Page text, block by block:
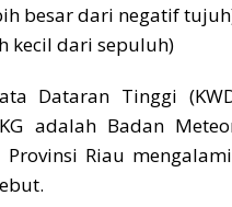
besar dari negatif
kecil dari sepuluh)
Dataran Tinggi
adalah Badan
Riau